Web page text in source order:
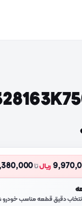
ریالتا
انتخاب دقیق قطعه مناسب